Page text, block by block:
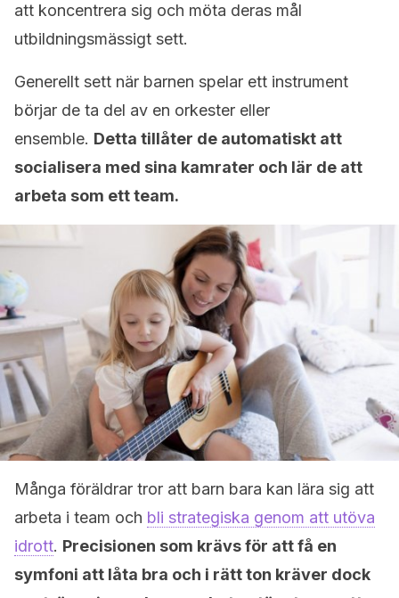
att koncentrera sig och möta deras mål
utbildningsmässigt sett.
Generellt sett när barnen spelar ett instrument
börjar de ta del av en orkester eller
ensemble. Detta tillåter de automatiskt att
socialisera med sina kamrater och lär de att
arbeta som ett team.
Många föräldrar tror att barn bara kan lära sig att
arbeta i team och bli strategiska genom att utöva
idrott. Precisionen som krävs för att få en
symfoni att låta bra och i rätt ton kräver dock